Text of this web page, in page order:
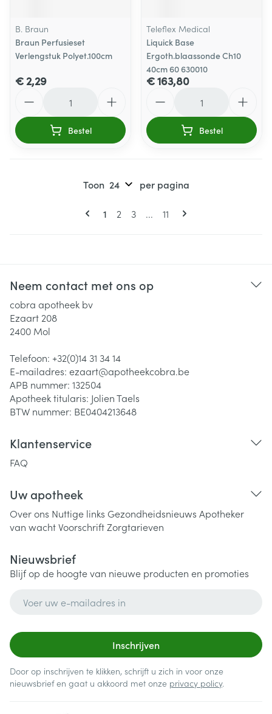
B. Braun
Braun Perfusieset
Verlengstuk Polyet.100cm
€ 2,29
Bestel
Teleflex Medical
Liquick Base
Ergoth.blaassonde Ch10
40cm 60 630010
€ 163,80
Bestel
Pagina's
U lees momenteel pagina
1 Pagina
2 Pagina
3 ... Pagina
11
Toon per pagina
Neem contact met ons op
cobra apotheek bv
Ezaart 208
2400 Mol
Telefoon: +32(0)14 31 34 14
E-mailadres: ezaart@apotheekcobra.be
APB nummer: 132504
Apotheek titularis: Jolien Taels
BTW nummer: BE0404213648
Klantenservice
FAQ
Uw apotheek
Over ons Nuttige links Gezondheidsnieuws Apotheker
van wachtVoorschriftZorgtarieven
Nieuwsbrief
Blijf op de hoogte van nieuwe producten en promoties
Inschrijven
Door op inschrijven te klikken, schrijft u zich in voor onze
nieuwsbrief en gaat u akkoord met onze privacy policy.